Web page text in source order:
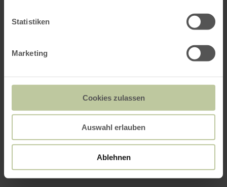
Statistiken
Marketing
Cookies zulassen
Auswahl erlauben
Ablehnen